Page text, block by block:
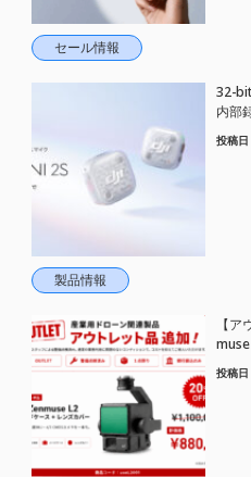
セール情報
製品情報
32-
内部
AIノ
トワ
投稿日
【
投稿日